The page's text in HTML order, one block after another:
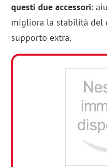
questi due accessori:
migliora la stabilità del
supporto extra.